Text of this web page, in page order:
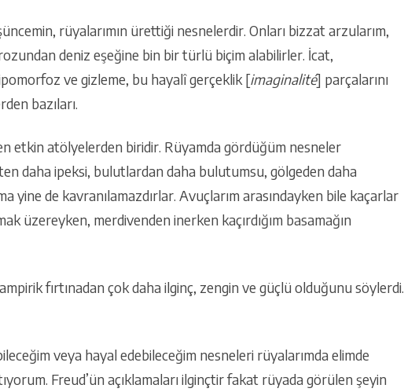
rüyalarımın ürettiği nesnelerdir. Onları bizzat arzularım,
deniz eşeğine bin bir türlü biçim alabilirler. İcat,
ve gizleme, bu hayalî gerçeklik [imaginalité] parçalarını
bazıları.
etkin atölyelerden biridir. Rüyamda gördüğüm nesneler
daha ipeksi, bulutlardan daha bulutumsu, gölgeden daha
yine de kavranılamazdırlar. Avuçlarım arasındayken bile kaçarlar
üzereyken, merdivenden inerken kaçırdığım basamağın
fırtınadan çok daha ilginç, zengin ve güçlü olduğunu söylerdi.
veya hayal edebileceğim nesneleri rüyalarımda elimde
Freud’ün açıklamaları ilginçtir fakat rüyada görülen şeyin